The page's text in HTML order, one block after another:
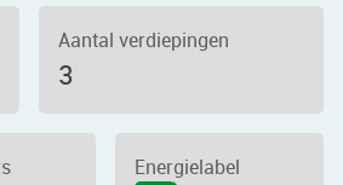
Aantal verdiepingen
3
Energielabel